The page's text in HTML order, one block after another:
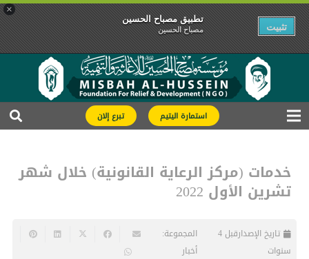
×
تطبیق مصباح الحسین
مصباح الحسین تثبیت
استمارة اليتيم تبرع إلان
خدمات (مركز الرعاية القانونية) خلال شهر
تشرين الأول 2022
تاريخ الإصدار
قبل 4
سنوات
المجموعة:
أخبار